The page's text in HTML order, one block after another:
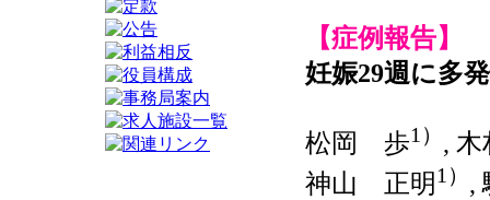
【症例報告】
妊娠29週に多
松岡 歩1） ,
神山 正明 1） ,